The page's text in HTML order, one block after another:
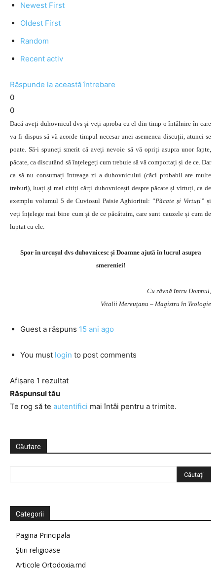
Newest First
Oldest First
Random
Recent activ
Răspunde la această întrebare
0
0
Dacă aveți duhovnicul dvs și veți aproba cu el din timp o întâlnire în care
va fi dispus să vă acorde timpul necesar unei asemenea discuții, atunci se
poate. Să-i spuneți smerit că aveți nevoie să vă opriți asupra unor fapte,
păcate, ca discutând să înțelegeți cum trebuie să vă comportați și de ce. Dar
ca să nu consumați întreaga zi a duhovnicului (căci probabil are multe
treburi), luați și mai citiți cărți duhovnicești despre păcate și virtuți, ca de
exemplu volumul 5 de Cuviosul Paisie Aghioritul: ”Păcate și Virtuți” și
veți înțelege mai bine cum și de ce păcătuim, care sunt cauzele și cum de
luptat cu ele.
Spor în urcușul dvs duhovnicesc și Doamne ajută în lucrul asupra
smereniei!
Cu râvnă întru Domnul,
Vitalii Mereuţanu – Magistru în Teologie
Guest a răspuns 15 ani ago
You must login to post comments
Afișare 1 rezultat
Răspunsul tău
Te rog să te autentifici mai întâi pentru a trimite.
Căutare
Categorii
Pagina Principala
Știri religioase
Articole Ortodoxia.md